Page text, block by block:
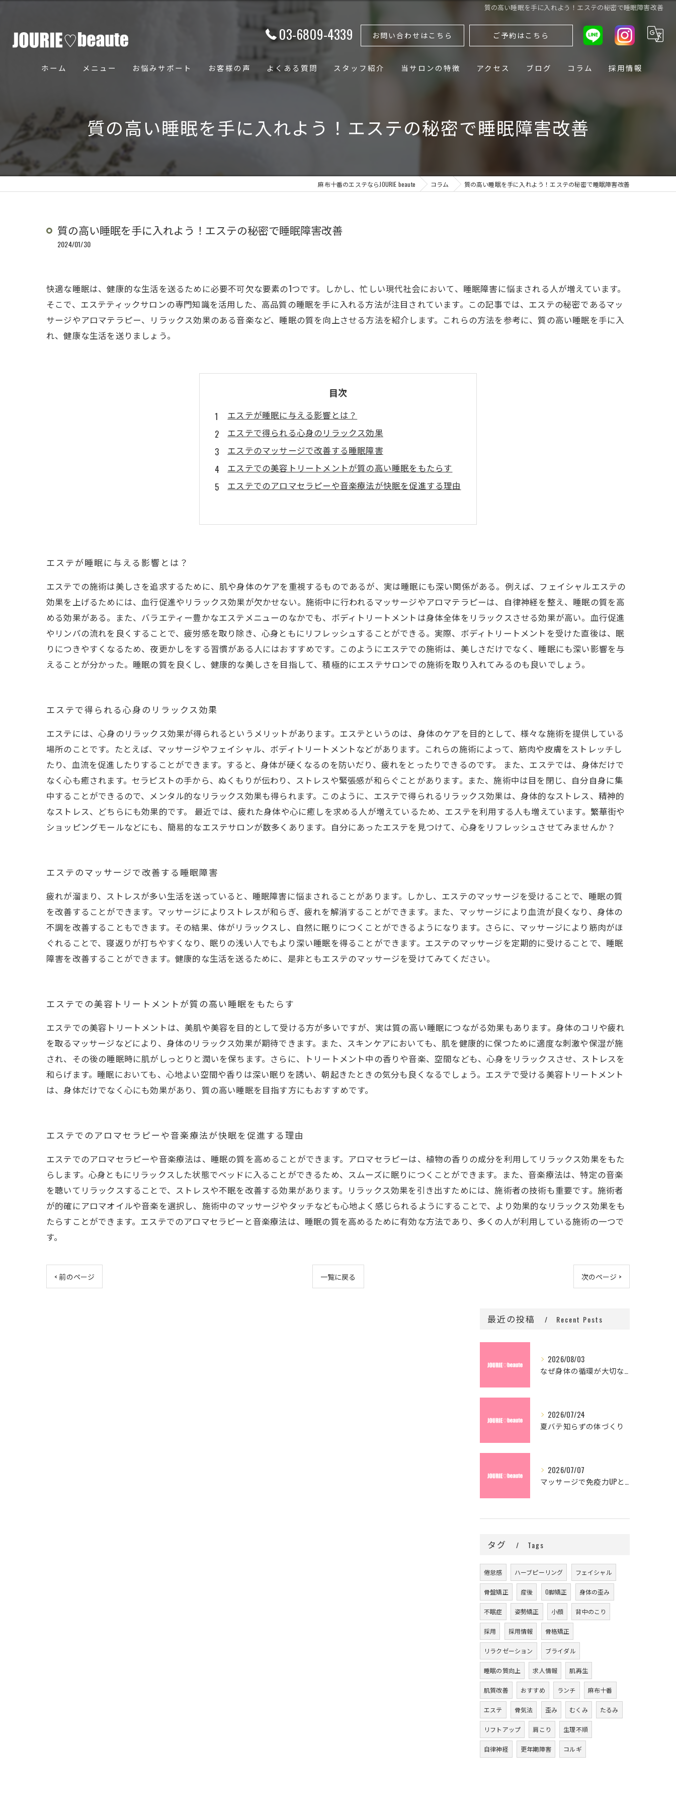
質の高い睡眠を手に入れよう！エステの秘密で睡眠障害改善
03-6809-4339 お問い合わせはこちら ご予約はこちら
ホーム メニュー お悩みサポート お客様の声 よくある質問 スタッフ紹介 当サロンの特徴
ボディ
小顔
アクセス ブログ コラム 採用情報
質の高い睡眠を手に入れよう！エステの秘密で睡眠障害改善
麻布十番のエステならJOURIE beaute コラム 質の高い睡眠を手に入れよう！エステの秘密で睡眠障害改善
質の高い睡眠を手に入れよう！エステの秘密で睡眠障害改善
2024/01/30
快適な睡眠は、健康的な生活を送るために必要不可欠な要素の1つです。しかし、忙しい現代社会において、睡眠障害に悩まされる人が増えています。
そこで、エステティックサロンの専門知識を活用した、高品質の睡眠を手に入れる方法が注目されています。この記事では、エステの秘密であるマッ
サージやアロマテラピー、リラックス効果のある音楽など、睡眠の質を向上させる方法を紹介します。これらの方法を参考に、質の高い睡眠を手に入
れ、健康な生活を送りましょう。
目次
エステが睡眠に与える影響とは？
エステで得られる心身のリラックス効果
エステのマッサージで改善する睡眠障害
エステでの美容トリートメントが質の高い睡眠をもたらす
エステでのアロマセラピーや音楽療法が快眠を促進する理由
エステが睡眠に与える影響とは？
エステでの施術は美しさを追求するために、肌や身体のケアを重視するものであるが、実は睡眠にも深い関係がある。例えば、フェイシャルエステの
効果を上げるためには、血行促進やリラックス効果が欠かせない。施術中に行われるマッサージやアロマテラピーは、自律神経を整え、睡眠の質を高
める効果がある。また、バラエティー豊かなエステメニューのなかでも、ボディトリートメントは身体全体をリラックスさせる効果が高い。血行促進
やリンパの流れを良くすることで、疲労感を取り除き、心身ともにリフレッシュすることができる。実際、ボディトリートメントを受けた直後は、眠
りにつきやすくなるため、夜更かしをする習慣がある人にはおすすめです。このようにエステでの施術は、美しさだけでなく、睡眠にも深い影響を与
えることが分かった。睡眠の質を良くし、健康的な美しさを目指して、積極的にエステサロンでの施術を取り入れてみるのも良いでしょう。
エステで得られる心身のリラックス効果
エステには、心身のリラックス効果が得られるというメリットがあります。エステというのは、身体のケアを目的として、様々な施術を提供している
場所のことです。たとえば、マッサージやフェイシャル、ボディトリートメントなどがあります。これらの施術によって、筋肉や皮膚をストレッチし
たり、血流を促進したりすることができます。すると、身体が硬くなるのを防いだり、疲れをとったりできるのです。 また、エステでは、身体だけで
なく心も癒されます。セラピストの手から、ぬくもりが伝わり、ストレスや緊張感が和らぐことがあります。また、施術中は目を閉じ、自分自身に集
中することができるので、メンタル的なリラックス効果も得られます。このように、エステで得られるリラックス効果は、身体的なストレス、精神的
なストレス、どちらにも効果的です。 最近では、疲れた身体や心に癒しを求める人が増えているため、エステを利用する人も増えています。繁華街や
ショッピングモールなどにも、簡易的なエステサロンが数多くあります。自分にあったエステを見つけて、心身をリフレッシュさせてみませんか？
エステのマッサージで改善する睡眠障害
疲れが溜まり、ストレスが多い生活を送っていると、睡眠障害に悩まされることがあります。しかし、エステのマッサージを受けることで、睡眠の質
を改善することができます。マッサージによりストレスが和らぎ、疲れを解消することができます。また、マッサージにより血流が良くなり、身体の
不調を改善することもできます。その結果、体がリラックスし、自然に眠りにつくことができるようになります。さらに、マッサージにより筋肉がほ
ぐれることで、寝返りが打ちやすくなり、眠りの浅い人でもより深い睡眠を得ることができます。エステのマッサージを定期的に受けることで、睡眠
障害を改善することができます。健康的な生活を送るために、是非ともエステのマッサージを受けてみてください。
エステでの美容トリートメントが質の高い睡眠をもたらす
エステでの美容トリートメントは、美肌や美容を目的として受ける方が多いですが、実は質の高い睡眠につながる効果もあります。身体のコリや疲れ
を取るマッサージなどにより、身体のリラックス効果が期待できます。また、スキンケアにおいても、肌を健康的に保つために適度な刺激や保湿が施
され、その後の睡眠時に肌がしっとりと潤いを保ちます。さらに、トリートメント中の香りや音楽、空間なども、心身をリラックスさせ、ストレスを
和らげます。睡眠においても、心地よい空間や香りは深い眠りを誘い、朝起きたときの気分も良くなるでしょう。エステで受ける美容トリートメント
は、身体だけでなく心にも効果があり、質の高い睡眠を目指す方にもおすすめです。
エステでのアロマセラピーや音楽療法が快眠を促進する理由
エステでのアロマセラピーや音楽療法は、睡眠の質を高めることができます。アロマセラピーは、植物の香りの成分を利用してリラックス効果をもた
らします。心身ともにリラックスした状態でベッドに入ることができるため、スムーズに眠りにつくことができます。また、音楽療法は、特定の音楽
を聴いてリラックスすることで、ストレスや不眠を改善する効果があります。リラックス効果を引き出すためには、施術者の技術も重要です。施術者
が的確にアロマオイルや音楽を選択し、施術中のマッサージやタッチなども心地よく感じられるようにすることで、より効果的なリラックス効果をも
たらすことができます。エステでのアロマセラピーと音楽療法は、睡眠の質を高めるために有効な方法であり、多くの人が利用している施術の一つで
す。
< 前のページ 一覧に戻る 次のページ >
最近の投稿 Recent Posts
2026/08/03
なぜ身体の循環が大切なの？
2026/07/24
夏バテ知らずの体づくり
2026/07/07
マッサージで免疫力UPと血行促進
タグ Tags
倦怠感 ハーブピーリング フェイシャル
骨盤矯正 産後 O脚矯正 身体の歪み
不眠症 姿勢矯正 小顔 背中のこり
採用 採用情報 骨格矯正
リラクゼーション ブライダル
睡眠の質向上 求人情報 肌再生
肌質改善 おすすめ ランチ 麻布十番
エステ 骨気法 歪み むくみ たるみ
リフトアップ 肩こり 生理不順
自律神経 更年期障害 コルギ